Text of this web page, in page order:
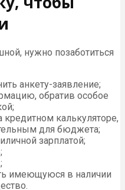
нужно позаботиться
анкету-заявление;
обратив особое
кредитном калькуляторе,
для бюджета;
зарплатой;
имеющуюся в наличии